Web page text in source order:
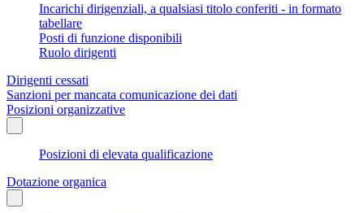
Incarichi dirigenziali, a qualsiasi titolo conferiti - in formato
tabellare
Posti di funzione disponibili
Ruolo dirigenti
Dirigenti cessati
Sanzioni per mancata comunicazione dei dati
Posizioni organizzative
Posizioni di elevata qualificazione
Dotazione organica